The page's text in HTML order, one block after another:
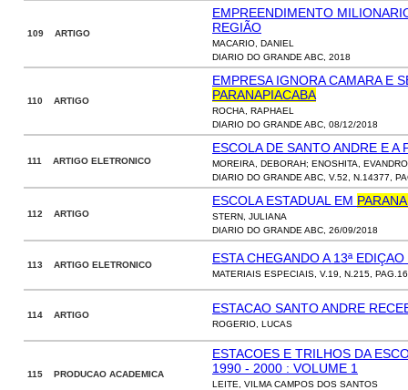
109 ARTIGO
EMPREENDIMENTO
REGIÃO
MACARIO, DANIEL
DIARIO DO GRANDE ABC, 2018
110 ARTIGO
EMPRESA IGNORA CAMARA E
PARANAPIACABA
ROCHA, RAPHAEL
DIARIO DO GRANDE ABC, 08/12/2018
111 ARTIGO ELETRONICO
ESCOLA DE SANTO ANDRE E A
MOREIRA, DEBORAH; ENOSHITA, EVANDRO
DIARIO DO GRANDE ABC, V.52, N.14377,
112 ARTIGO
ESCOLA ESTADUAL EM
STERN, JULIANA
DIARIO DO GRANDE ABC, 26/09/2018
113 ARTIGO ELETRONICO ESTA CHEGANDO A 13ª
MATERIAIS ESPECIAIS, V.19, N.215,
114 ARTIGO ESTACAO SANTO ANDRE
ROGERIO, LUCAS
115 PRODUCAO ACADEMICA
ESTACOES E TRILHOS DA
1990 - 2000 : VOLUME 1
LEITE, VILMA CAMPOS DOS SANTOS